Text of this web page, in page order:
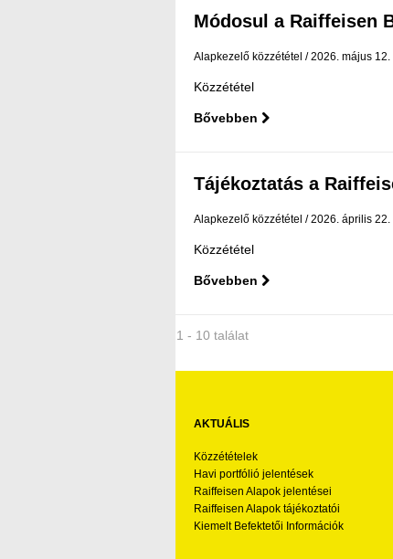
Módosul a Raiffeisen
Alapkezelő közzététel 2026. május 12.
Közzététel
Bővebben
Tájékoztatás a
Alapkezelő közzététel 2026. április 22.
Közzététel
Bővebben
1 - 10 találat
AKTUÁLIS
Közzétételek
Havi portfólió jelentések
Raiffeisen Alapok jelentései
Raiffeisen Alapok tájékoztatói
Kiemelt Befektetői Információk